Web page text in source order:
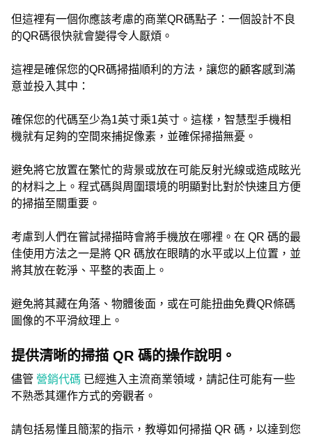
但這裡有一個你應該考慮的商業QR碼點子：一個設計不良
的QR碼很快就會變得令人厭煩。
這裡是確保您的QR碼掃描順利的方法，讓您的顧客感到滿
意並投入其中：
確保您的代碼至少為1英寸乘1英寸。這樣，智慧型手機相
機就有足夠的空間來捕捉像素，並確保掃描無憂。
避免將它放置在繁忙的背景或放在可能反射光線或造成眩光
的材料之上。程式碼與周圍環境的明顯對比對於快速且方便
的掃描至關重要。
考慮到人們在嘗試掃描時會將手機放在哪裡。在 QR 碼的最
佳使用方法之一是將 QR 碼放在眼睛的水平或以上位置，並
將其放在乾淨、平整的表面上。
避免將其藏在角落、物體後面，或在可能扭曲免費QR條碼
圖像的不平滑紋理上。
提供清晰的掃描 QR 碼的操作說明。
儘管 營銷代碼 已經進入主流商業領域，請記住可能有一些
不熟悉其運作方式的旁觀者。
請包括易懂且簡潔的指示，教導如何掃描 QR 碼，以達到您